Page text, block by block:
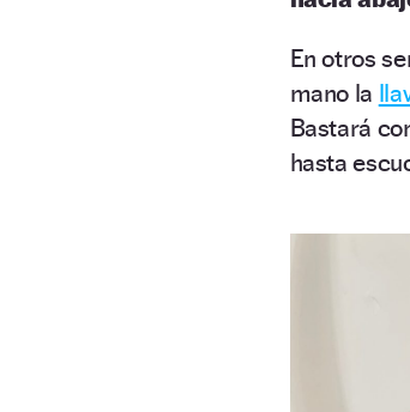
En otros
mano la
Bastará
hasta